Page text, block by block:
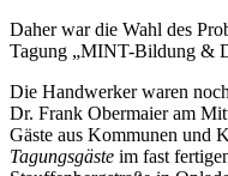
Daher war die Wahl des
Tagung „MINT-Bildung &
Die Handwerker waren
Dr. Frank Obermaier am
Gäste aus Kommunen und
Tagungsgäste im fast